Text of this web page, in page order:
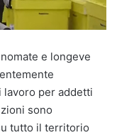
e longeve
per addetti
sono
tutto il territorio